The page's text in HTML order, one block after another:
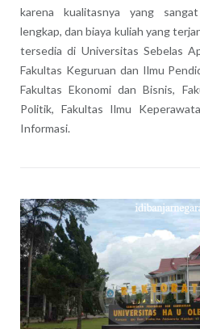
karena kualitasnya yang
lengkap, dan biaya kuliah yang
tersedia di Universitas Sebelas
Fakultas Keguruan dan Ilmu
Fakultas Ekonomi dan Bisnis,
Politik, Fakultas Ilmu
Informasi.